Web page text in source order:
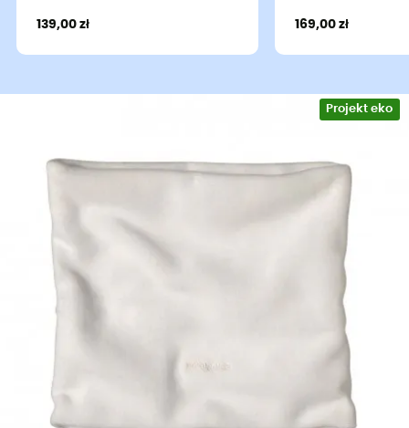
139,00 zł 169,00 zł
Projekt eko